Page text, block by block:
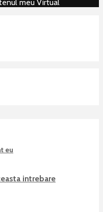
meu Virtual
intrebare